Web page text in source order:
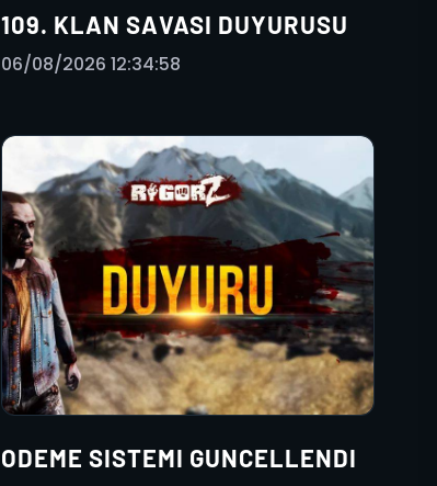
109. KLAN SAVASI DUYURUSU
06/08/2026 12:34:58
ODEME SISTEMI GUNCELLENDI